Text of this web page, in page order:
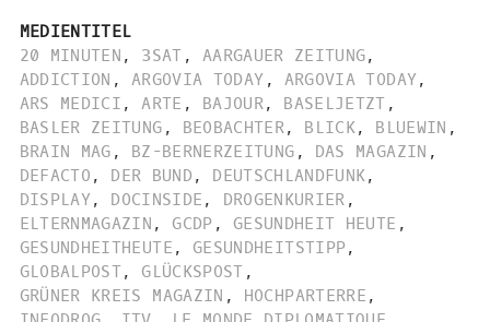
MEDIENTITEL
20 MINUTEN , 3SAT , AARGAUER ZEITUNG,
ADDICTION , ARGOVIA TODAY , ARGOVIA TODAY,
ARS MEDICI , ARTE , BAJOUR, BASELJETZT ,
BASLER ZEITUNG , BEOBACHTER, BLICK, BLUEWIN ,
BRAIN MAG , BZ-BERNERZEITUNG , DAS MAGAZIN ,
DEFACTO , DER BUND , DEUTSCHLANDFUNK,
DISPLAY, DOCINSIDE , DROGENKURIER ,
ELTERNMAGAZIN , GCDP , GESUNDHEIT HEUTE ,
GESUNDHEITHEUTE , GESUNDHEITSTIPP,
GLOBALPOST, GLÜCKSPOST ,
GRÜNER KREIS MAGAZIN , HOCHPARTERRE ,